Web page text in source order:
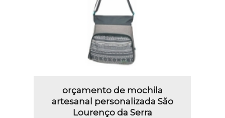
orçamento de mochila
artesanal personalizada São
Lourenço da Serra